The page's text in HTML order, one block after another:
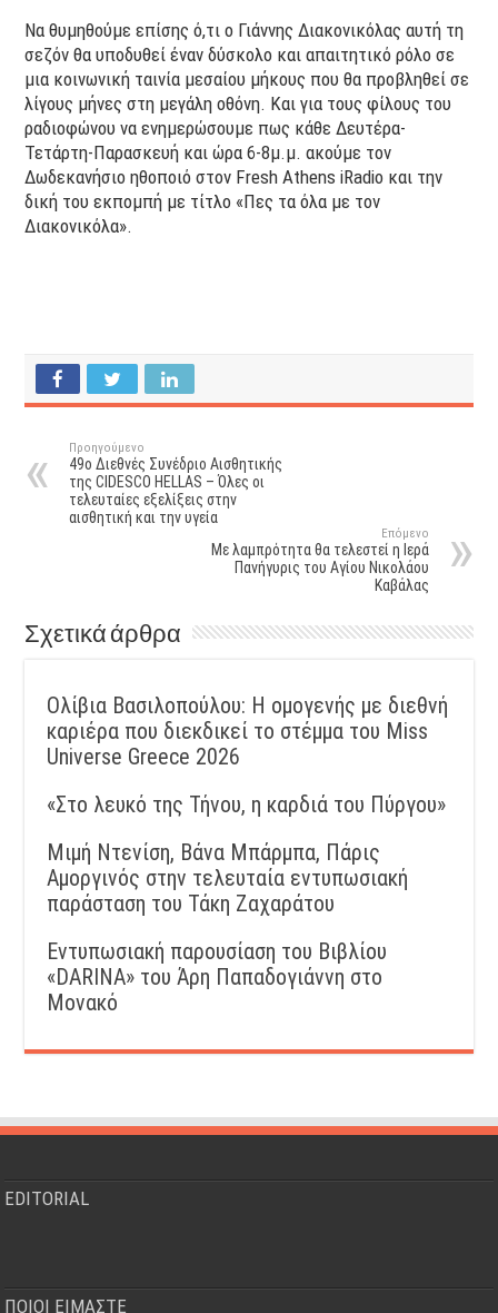
Να θυμηθούμε επίσης ό,τι ο Γιάννης Διακονικόλας αυτή τη
σεζόν θα υποδυθεί έναν δύσκολο και απαιτητικό ρόλο σε
μια κοινωνική ταινία μεσαίου μήκους που θα προβληθεί σε
λίγους μήνες στη μεγάλη οθόνη. Και για τους φίλους του
ραδιοφώνου να ενημερώσουμε πως κάθε Δευτέρα-
Τετάρτη-Παρασκευή και ώρα 6-8μ.μ. ακούμε τον
Δωδεκανήσιο ηθοποιό στον Fresh Athens iRadio και την
δική του εκπομπή με τίτλο «Πες τα όλα με τον
Διακονικόλα».
Προηγούμενο
49ο Διεθνές Συνέδριο Αισθητικής
της CIDESCO HELLAS – Όλες οι
τελευταίες εξελίξεις στην
αισθητική και την υγεία
Επόμενο
Με λαμπρότητα θα τελεστεί η Ιερά
Πανήγυρις του Αγίου Νικολάου
Καβάλας
Σχετικά άρθρα
Ολίβια Βασιλοπούλου: Η ομογενής με διεθνή
καριέρα που διεκδικεί το στέμμα του Miss
Universe Greece 2026
«Στο λευκό της Τήνου, η καρδιά του Πύργου»
Μιμή Ντενίση, Βάνα Μπάρμπα, Πάρις
Αμοργινός στην τελευταία εντυπωσιακή
παράσταση του Τάκη Ζαχαράτου
Εντυπωσιακή παρουσίαση του Βιβλίου
«DARINA» του Άρη Παπαδογιάννη στο
Μονακό
EDITORIAL
ΠΟΙΟΙ ΕΙΜΑΣΤΕ